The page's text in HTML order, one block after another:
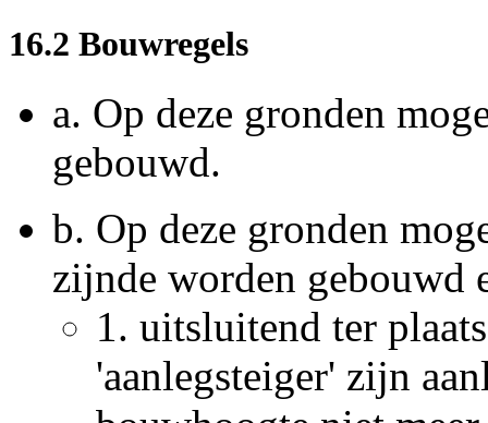
16.2 Bouwregels
a. Op deze gronden
gebouwd.
b. Op deze gronden
zijnde worden gebouwd
1. uitsluitend ter
'aanlegsteiger' zijn